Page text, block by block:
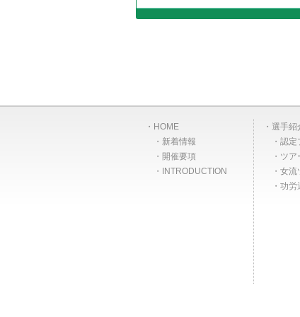
HOME
新着情報
開催要項
INTRODUCTION
選手紹
認定
ツア
女流
功労